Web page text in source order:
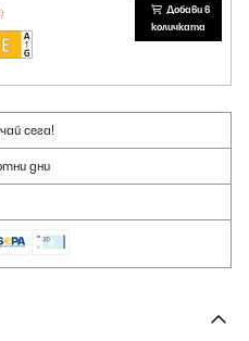
Добави в
количката
сега!
дни